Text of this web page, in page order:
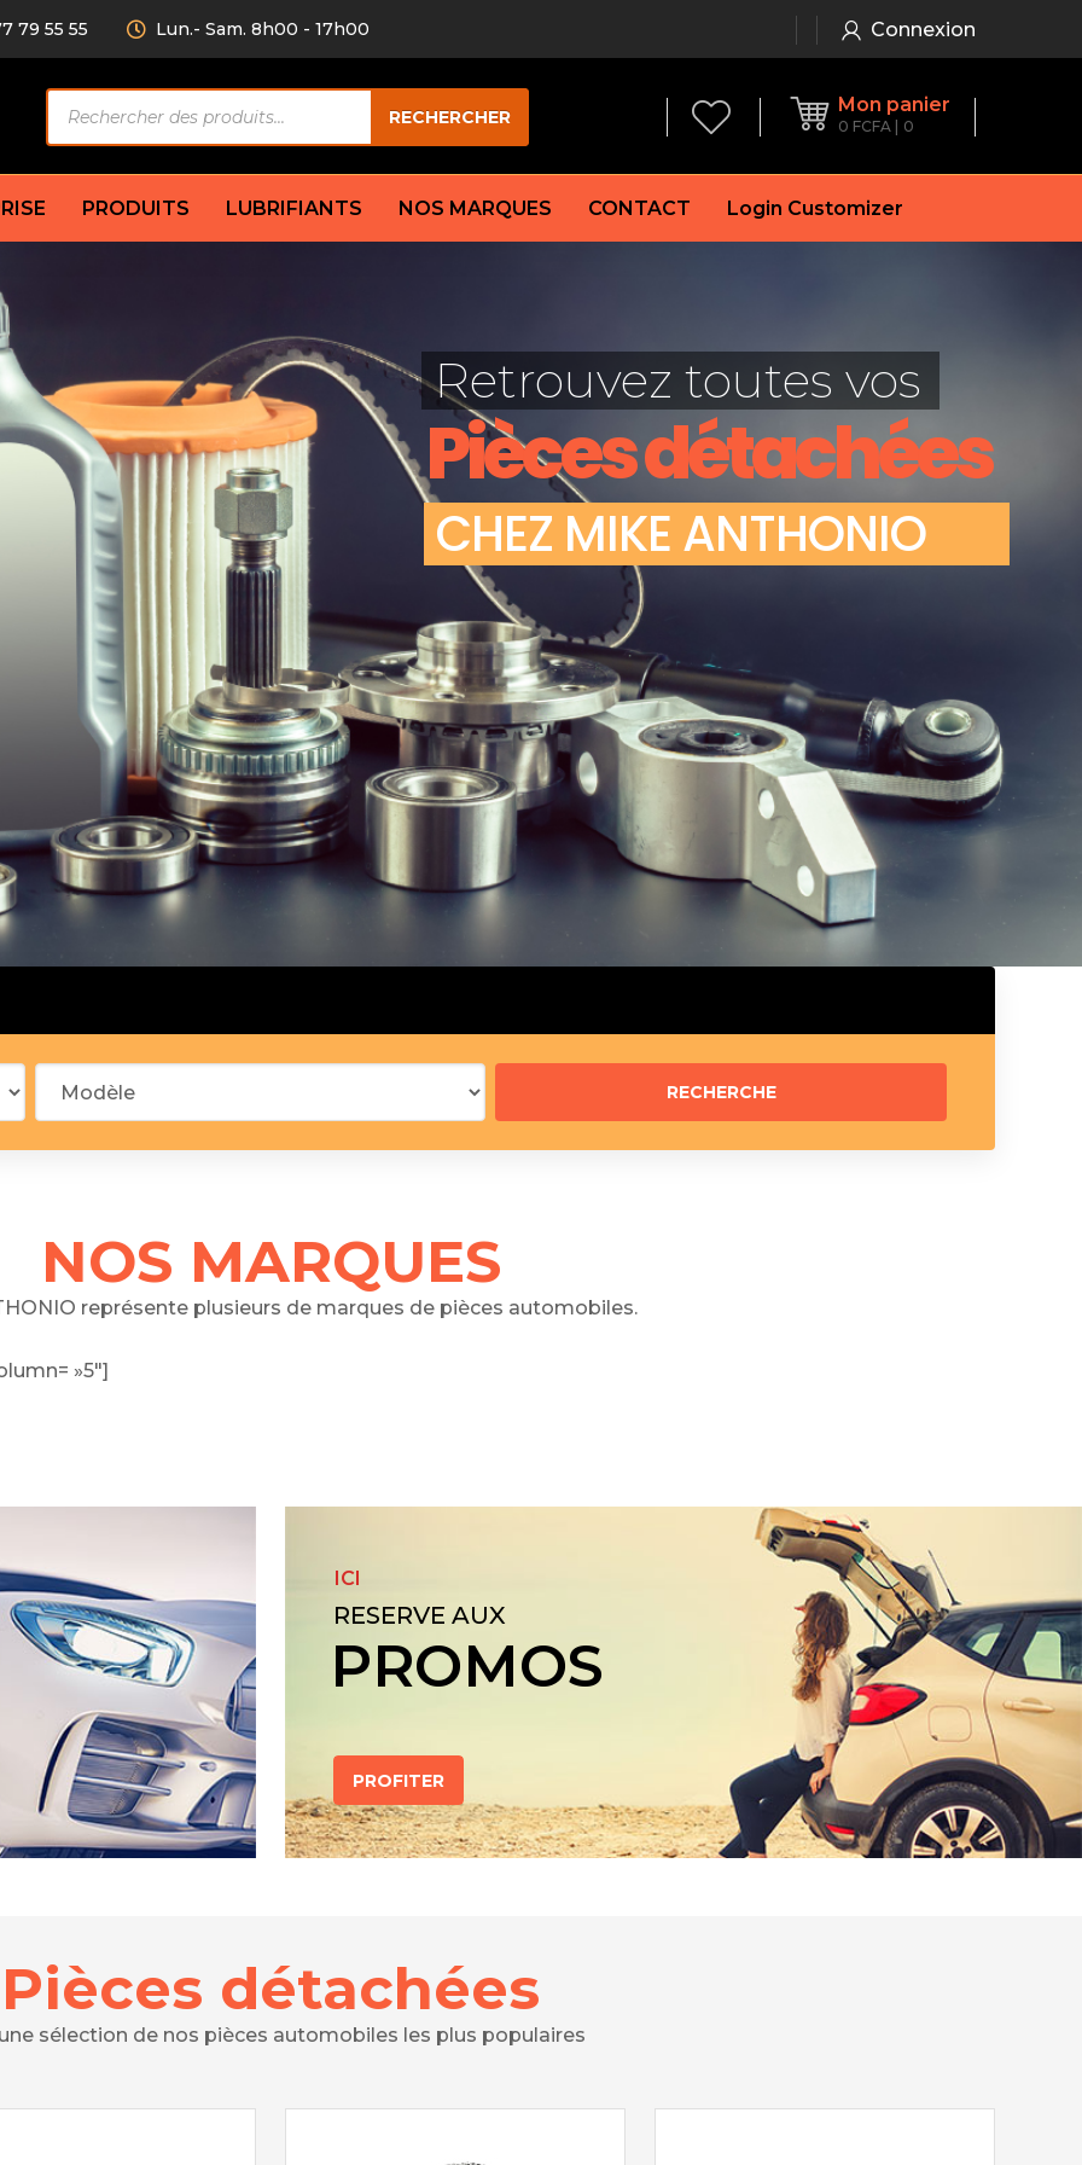
79 55 55 Lun.- Sam. 8h00 - 17h00 Connexion
de
produits
RECHERCHER
Mon panier
0 FCFA 0
AV/AR
amortisseur
Compresseur
Condenseur
Électrovanne
Évaporateur
Mano
Thermostat d’eau
Sonde de température
Garniture
Flexible de frein
Huile de frein
Mâchoires de frein
Jeu de plaquettes de frein
Démarreur
Feu arrière
principal
fusée
distribution
Débitmètre d’aire
Filtre à aire
Filtre à essence
Filtre à huile
Filtre à gasoil
Silencieux arrière
Silencieux central
Butée élastique de silencieux
Raccord de tuyau d’échappement
PRODUITS LUBRIFIANTS NOS MARQUES CONTACT Login Customizer
Pièces détachées
CHEZ MIKEANTHONIO
Retrouvez toutes vos
NOS MARQUES
représente plusieurs de marques de pièces automobiles.
»5″]
ICI
RESERVE AUX
PROMOS
PROFITER
Pièces détachées
sélection de nos pièces automobiles les plus populaires